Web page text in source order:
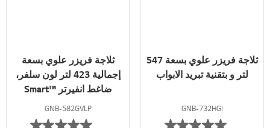
ثلاجة فريزر علوي بسعة 547
لتر و بتقنية تبريد الابواب
GNB-732HGI
ثلاجة فريزر علوي بسعة
إجمالية 423 لتر لون سلفر،
ضاغط انفيرتر ™Smart
Inverter
GNB-582GVLP